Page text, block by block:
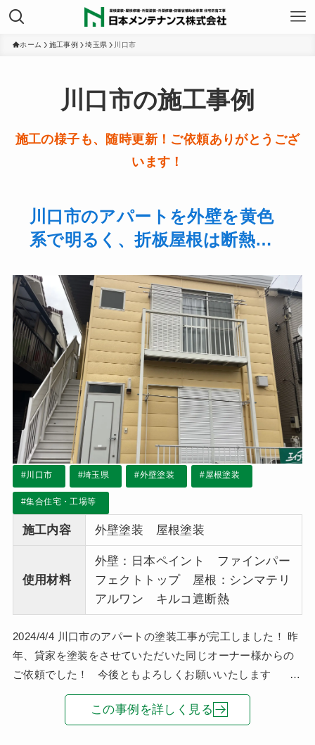
ホーム 施工事例 埼玉県 川口市
川口市の施工事例
施工の様子も、随時更新！ご依頼ありがとうござ
います！
川口市のアパートを外壁を黄色
系で明るく、折板屋根は断熱塗
行いました！
#川口市 #埼玉県 #外壁塗装 #屋根塗装
#集合住宅・工場等
施工内容 外壁塗装 屋根塗装
使用材料
外壁：日本ペイント ファインパー
フェクトトップ 屋根：シンマテリ
アルワン キルコ遮断熱
2024/4/4 川口市のアパートの塗装工事が完工しました！ 昨
年、貸家を塗装をさせていただいた同じオーナー様からの
ご依頼でした！ 今後ともよろしくお願いいたします
2024/4/1 川口市
この事例を詳しく見る